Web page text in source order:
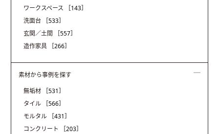
ワークスペース
［143］
洗面台
［533］
玄関／土間
［557］
造作家具
［266］
素材から事例を探す
無垢材
［531］
タイル
［566］
モルタル
［431］
コンクリート
［203］